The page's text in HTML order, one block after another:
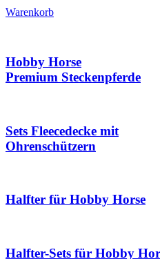
Warenkorb
Hobby Horse
Premium Steckenpferde
Sets Fleecedecke mit
Ohrenschützern
Halfter für Hobby Horse
Halfter-Sets für Hobby